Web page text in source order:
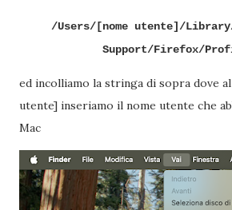
/Users/[nome utente]/
Support/Firefox/
ed incolliamo la stringa di sopra dove
utente] inseriamo il nome utente che
Mac